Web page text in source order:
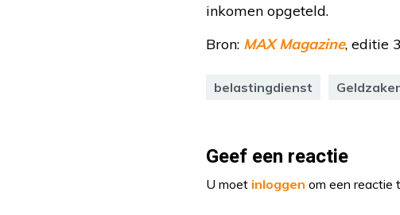
inkomen opgeteld.
Bron: MAX Magazine, editie
belastingdienst
Geef een reactie
U moet inloggen om een reactie